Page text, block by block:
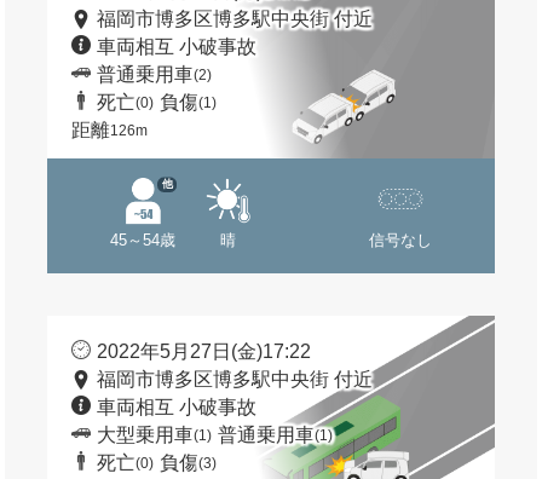
福岡市博多区博多駅中央街 付近
車両相互 小破事故
普通乗用車(2)
死亡(0) 負傷(1)
距離126m
45～54歳
他
晴 信号なし
2022年5月27日(金)17:22
福岡市博多区博多駅中央街 付近
車両相互 小破事故
大型乗用車(1) 普通乗用車(1)
死亡(0) 負傷(3)